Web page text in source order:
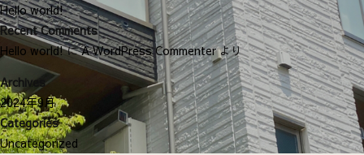
ー
シ
ョ
Hello world!
Recent Comments
Hello world!にA WordPress Commenterより
Archives
2024年9月
Categories
Uncategorized